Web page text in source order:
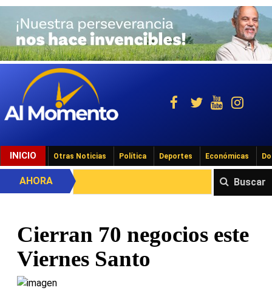
INICIO Otras Noticias Política Deportes Económicas
Buscar
AHORA
Cierran 70 negocios este
Viernes Santo